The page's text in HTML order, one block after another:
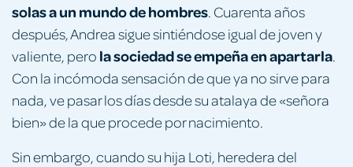
solas a un mundo de hombres. Cuarenta años
después, Andrea sigue sintiéndose igual de joven y
valiente, pero la sociedad se empeña en apartarla.
Con la incómoda sensación de que ya no sirve para
nada, ve pasar los días desde su atalaya de «señora
bien» de la que procede por nacimiento.
Sin embargo, cuando su hija Loti, heredera del